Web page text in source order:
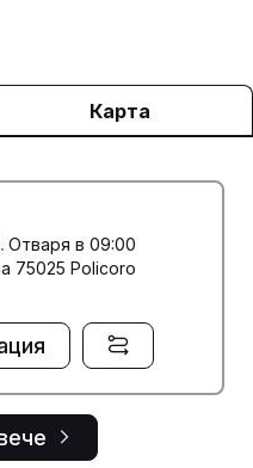
Карта
Отваря в 09:00
75025 Policoro